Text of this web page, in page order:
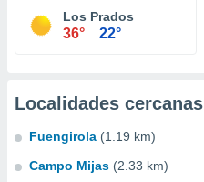
Los Prados
36° 22°
Localidades cercanas
Fuengirola (1.19 km)
Campo Mijas (2.33 km)